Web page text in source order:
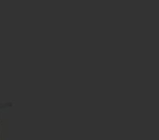
CORPORAL INSTANT PEEL